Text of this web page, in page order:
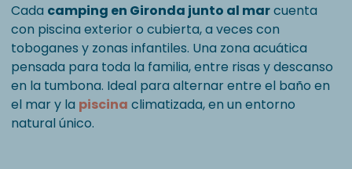
Cada camping en Gironda junto al marcuenta
con piscina exterior o cubierta, a veces con
toboganes y zonas infantiles. Una zona acuática
pensada para toda la familia, entre risas y descanso
en la tumbona. Ideal para alternar entre el baño en
el mar y la piscina climatizada, en un entorno
natural único.